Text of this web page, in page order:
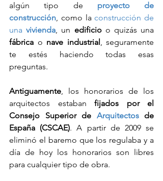
algún tipo de proyecto de
construcción, como la construcción de
una vivienda, un edificio
fábrica o nave industrial , seguramente
te estés haciendo todas esas
preguntas.
Antiguamente, los honorarios de los
arquitectos estaban fijados por el
Consejo Superior de Arquitectos de
España (CSCAE). A partir de 2009 se
eliminó el baremo que los regulaba y a
día de hoy los honorarios son libres
para cualquier tipo de obra.